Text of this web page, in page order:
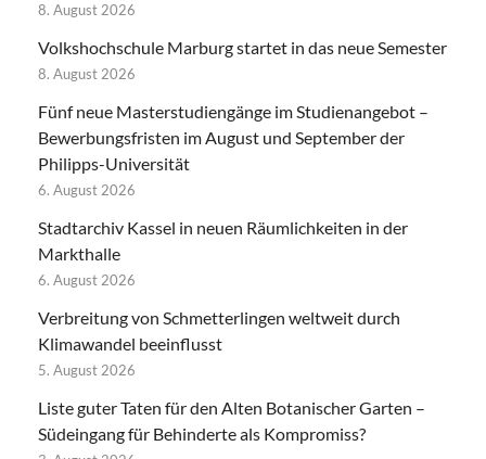
8. August 2026
Volkshochschule Marburg startet in das neue Semester
8. August 2026
Fünf neue Masterstudiengänge im Studienangebot –
Bewerbungsfristen im August und September der
Philipps-Universität
6. August 2026
Stadtarchiv Kassel in neuen Räumlichkeiten in der
Markthalle
6. August 2026
Verbreitung von Schmetterlingen weltweit durch
Klimawandel beeinflusst
5. August 2026
Liste guter Taten für den Alten Botanischer Garten –
Südeingang für Behinderte als Kompromiss?